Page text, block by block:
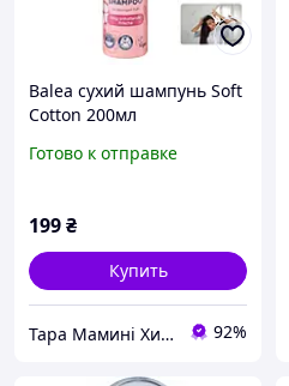
Balea сухий шампунь Soft
Cotton 200мл
Готово к отправке
199₴
Купить
Тара Мамині Хитрощі 92%